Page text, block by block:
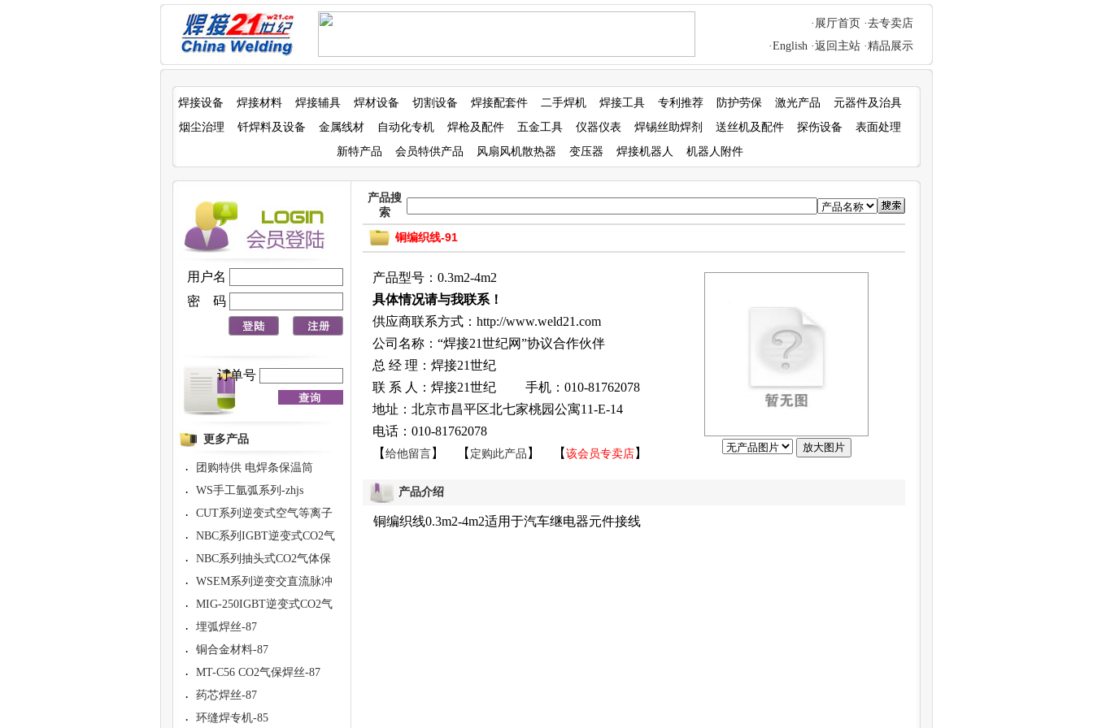
·展厅首页 ·去专卖店
·English ·返回主站 ·精品展示
焊接设备 焊接材料 焊接辅具 焊材设备 切割设备 焊接配套件 二手焊机 焊接工具 专利推荐 防护劳保 激光产品
元器件及治具
烟尘治理
钎焊料及设备 金属线材 自动化专机 焊枪及配件 五金工具 仪器仪表 焊锡丝助焊剂 送丝机及配件 探伤设备
表面处理
新特产品
会员特供产品 风扇风机散热器 变压器 焊接机器人 机器人附件
用户名
密 码
订单号
更多产品
· 团购特供 电焊条保温筒
· WS手工氩弧系列-zhjs
· CUT系列逆变式空气等离子
· NBC系列IGBT逆变式CO2气
· NBC系列抽头式CO2气体保
· WSEM系列逆变交直流脉冲
· MIG-250IGBT逆变式CO2气
· 埋弧焊丝-87
· 铜合金材料-87
· MT-C56 CO2气保焊丝-87
· 药芯焊丝-87
· 环缝焊专机-85
产品搜
索
铜编织线-91
产品型号：0.3m2-4m2
具体情况请与我联系！
供应商联系方式：http://www.weld21.com
公司名称：“焊接21世纪网”协议合作伙伴
总 经 理：焊接21世纪
联 系 人：焊接21世纪 手机：010-81762078
地址：北京市昌平区北七家桃园公寓11-E-14
电话：010-81762078
【 给他留言】 【 定购此产品 】 【 该会员专卖店】
产品介绍
铜编织线0.3m2-4m2适用于汽车继电器元件接线